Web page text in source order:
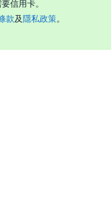
信用卡。
款及隱私政策。